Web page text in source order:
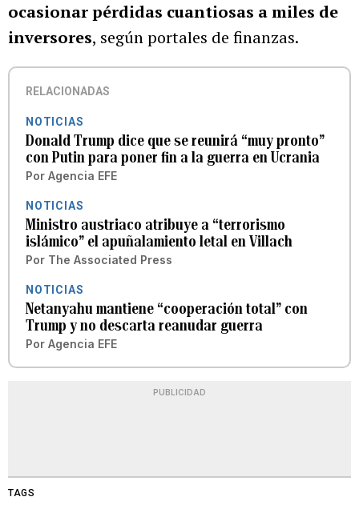
ocasionar pérdidas cuantiosas a miles de
inversores, según portales de finanzas.
RELACIONADAS
NOTICIAS
Donald Trump dice que se reunirá “muy pronto”
con Putin para poner fin a la guerra en Ucrania
Por Agencia EFE
NOTICIAS
Ministro austriaco atribuye a “terrorismo
islámico” el apuñalamiento letal en Villach
Por The Associated Press
NOTICIAS
Netanyahu mantiene “cooperación total” con
Trump y no descarta reanudar guerra
Por Agencia EFE
PUBLICIDAD
TAGS